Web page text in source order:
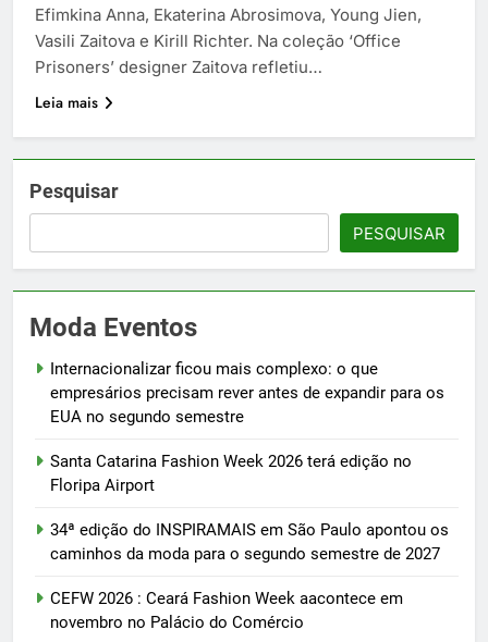
Efimkina Anna, Ekaterina Abrosimova, Young Jien,
Vasili Zaitova e Kirill Richter. Na coleção ‘Office
Prisoners’ designer Zaitova refletiu…
Leia mais
Pesquisar
PESQUISAR
Moda Eventos
Internacionalizar ficou mais complexo: o que
empresários precisam rever antes de expandir para os
EUA no segundo semestre
Santa Catarina Fashion Week 2026 terá edição no
Floripa Airport
34ª edição do INSPIRAMAIS em São Paulo apontou os
caminhos da moda para o segundo semestre de 2027
CEFW 2026 : Ceará Fashion Week aacontece em
novembro no Palácio do Comércio